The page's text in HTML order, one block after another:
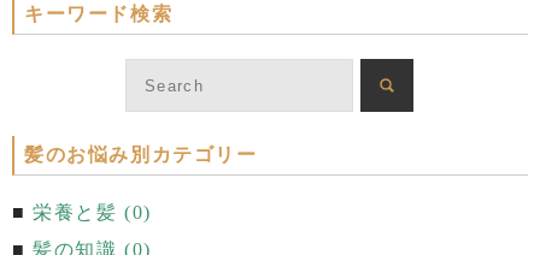
キーワード検索
髪のお悩み別カテゴリー
栄養と髪 (0)
髪の知識 (0)